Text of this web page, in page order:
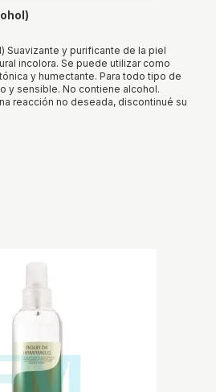
Suavizante y purificante de la piel
incolora. Se puede utilizar como
y humectante. Para todo tipo de
y sensible. No contiene alcohol.
reacción no deseada, discontinué su